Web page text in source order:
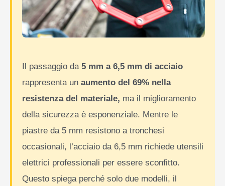
Il passaggio da 5 mm a 6,5 mm di acciaio
rappresenta un aumento del 69% nella
resistenza del materiale, ma il miglioramento
della sicurezza è esponenziale. Mentre le
piastre da 5 mm resistono a tronchesi
occasionali, l’acciaio da 6,5 mm richiede utensili
elettrici professionali per essere sconfitto.
Questo spiega perché solo due modelli, il